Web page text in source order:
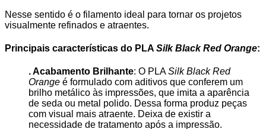
Nesse sentido é o filamento ideal para tornar os projetos
visualmente refinados e atraentes.
Principais características do PLA Silk Black Red Orange:
. Acabamento Brilhante: O PLASilk Black Red
Orange é formulado com aditivos que conferem um
brilho metálico às impressões, que imita a aparência
de seda ou metal polido. Dessa forma produz peças
com visual mais atraente. Deixa de existir a
necessidade de tratamento após a impressão.